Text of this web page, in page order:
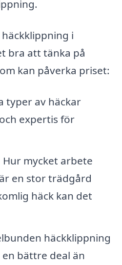
i
bra att tänka på
kan påverka priset:
typer av häckar
expertis för
mycket arbete
en stor trädgård
häck kan det
häckklippning
bättre deal än